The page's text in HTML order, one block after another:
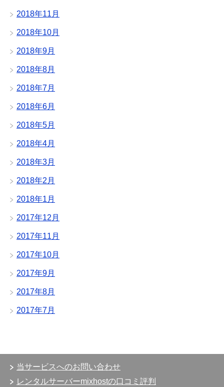
2018年11月
2018年10月
2018年9月
2018年8月
2018年7月
2018年6月
2018年5月
2018年4月
2018年3月
2018年2月
2018年1月
2017年12月
2017年11月
2017年10月
2017年9月
2017年8月
2017年7月
当サービスへのお問い合わせ
レンタルサーバーmixhostの口コミ評判